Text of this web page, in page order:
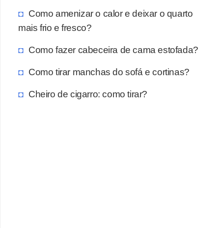
Como amenizar o calor e deixar o quarto
mais frio e fresco?
Como fazer cabeceira de cama estofada?
Como tirar manchas do sofá e cortinas?
Cheiro de cigarro: como tirar?